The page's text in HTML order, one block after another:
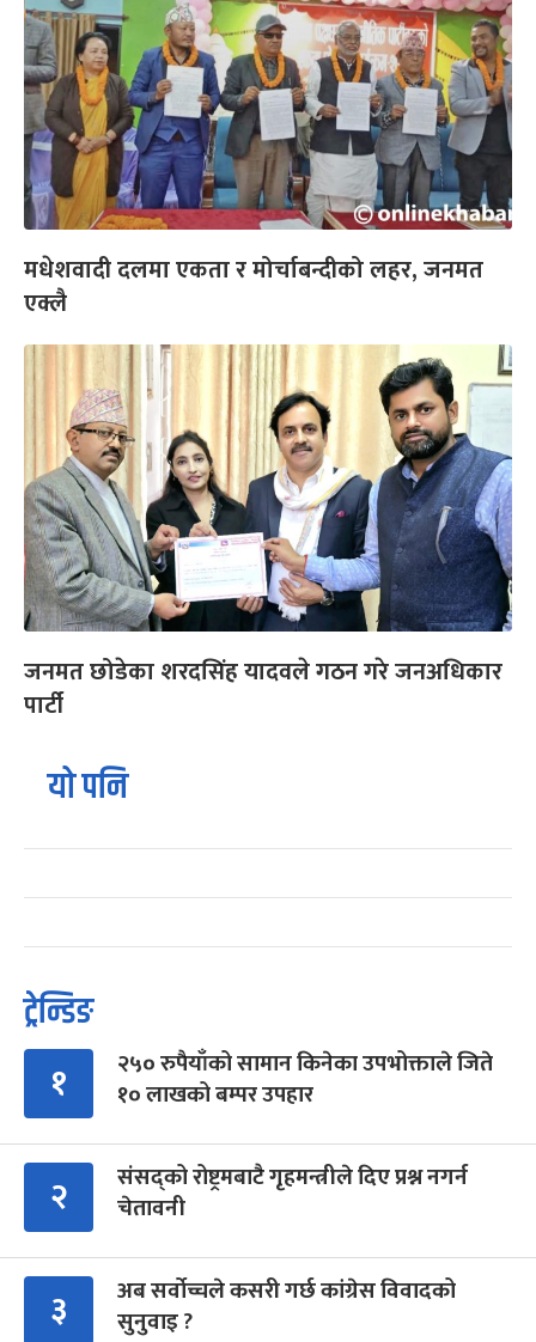
मधेशवादी दलमा एकता र मोर्चाबन्दीको लहर, जनमत
एक्लै
जनमत छोडेका शरदसिंह यादवले गठन गरे जनअधिकार
पार्टी
यो पनि
ट्रेन्डिङ
१
२५० रुपैयाँको सामान किनेका उपभोक्ताले जिते
१० लाखको बम्पर उपहार
२
संसद्को रोष्ट्रमबाटै गृहमन्त्रीले दिए प्रश्न नगर्न
चेतावनी
३
अब सर्वोच्चले कसरी गर्छ कांग्रेस विवादको
सुनुवाइ ?